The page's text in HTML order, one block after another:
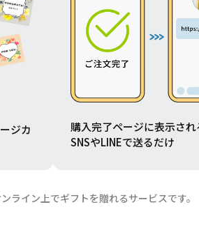
ジカ
購入完了ページに表示され
SNSやLINEで送るだけ
イン上でギフトを贈れるサービスです。